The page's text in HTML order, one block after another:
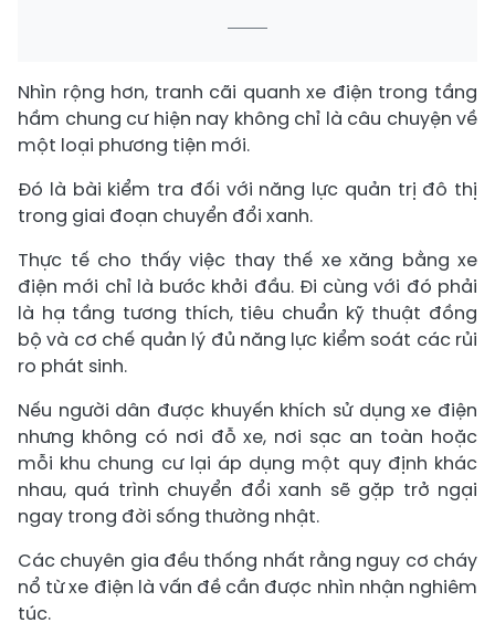
Nhìn rộng hơn, tranh cãi quanh xe điện trong tầng
hầm chung cư hiện nay không chỉ là câu chuyện về
một loại phương tiện mới.
Đó là bài kiểm tra đối với năng lực quản trị đô thị
trong giai đoạn chuyển đổi xanh.
Thực tế cho thấy việc thay thế xe xăng bằng xe
điện mới chỉ là bước khởi đầu. Đi cùng với đó phải
là hạ tầng tương thích, tiêu chuẩn kỹ thuật đồng
bộ và cơ chế quản lý đủ năng lực kiểm soát các rủi
ro phát sinh.
Nếu người dân được khuyến khích sử dụng xe điện
nhưng không có nơi đỗ xe, nơi sạc an toàn hoặc
mỗi khu chung cư lại áp dụng một quy định khác
nhau, quá trình chuyển đổi xanh sẽ gặp trở ngại
ngay trong đời sống thường nhật.
Các chuyên gia đều thống nhất rằng nguy cơ cháy
nổ từ xe điện là vấn đề cần được nhìn nhận nghiêm
túc.